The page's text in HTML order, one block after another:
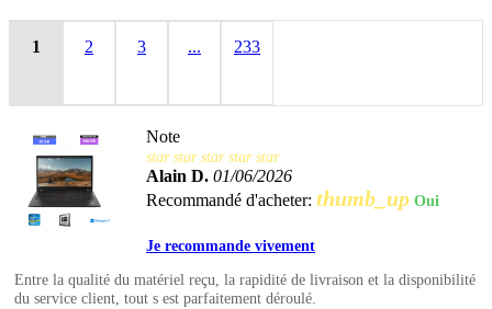
1 2 3 ... 233
Note
star star star star star
Alain D. 01/06/2026
Recommandé d'acheter: thumb_up Oui
Je recommande vivement
Entre la qualité du matériel reçu, la rapidité de livraison et la disponibilité
du service client, tout s est parfaitement déroulé.